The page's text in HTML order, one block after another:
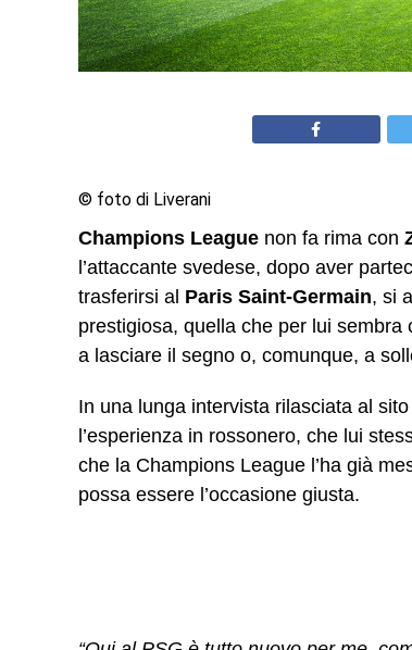
© foto di Liverani
Champions League non fa rima con
l’attaccante svedese, dopo aver
trasferirsi al Paris Saint-Germain, si
prestigiosa, quella che per lui sembra
a lasciare il segno o, comunque, a
In una lunga intervista rilasciata al
l’esperienza in rossonero, che lui
che la Champions League l’ha già
possa essere l’occasione giusta.